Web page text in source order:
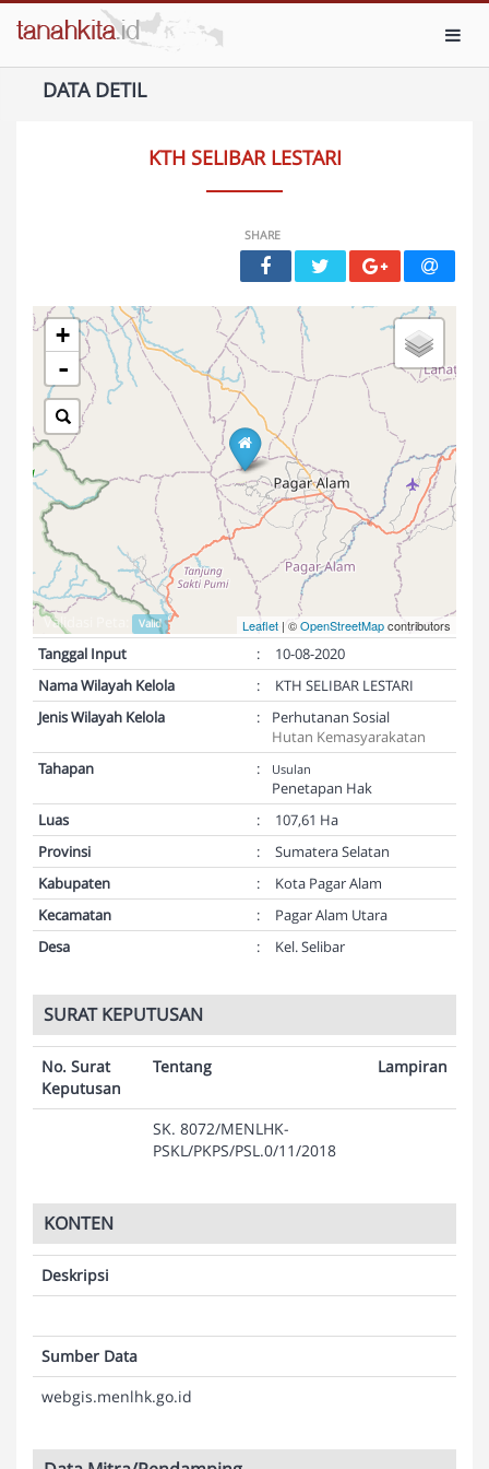
DATA DETIL
KTH SELIBAR LESTARI
SHARE
+
-
Leaflet | ©OpenStreetMapcontributors
Validasi Peta: Valid
Tanggal Input :
10-08-2020
Nama Wilayah Kelola
:
KTH SELIBAR LESTARI
Jenis Wilayah Kelola
:
Perhutanan Sosial
Hutan Kemasyarakatan
Tahapan
: Usulan
Penetapan Hak
Luas
:
107,61 Ha
Provinsi
:
Sumatera Selatan
Kabupaten
:
Kota Pagar Alam
Kecamatan
:
Pagar Alam Utara
Desa
: Kel. Selibar
SURAT KEPUTUSAN
No. Surat
Keputusan
Tentang Lampiran
SK. 8072/MENLHK-
PSKL/PKPS/PSL.0/11/2018
KONTEN
Deskripsi
Sumber Data
webgis.menlhk.go.id